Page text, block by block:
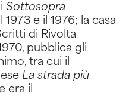
Sottosopra
e il 1976; la casa
di Rivolta
pubblica gli
tra cui il
La strada più
era il